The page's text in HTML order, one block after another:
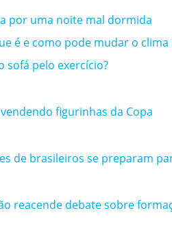
por uma noite mal dormida
é e como pode mudar o clima
sofá pelo exercício?
figurinhas da Copa
de brasileiros se preparam
reacende debate sobre